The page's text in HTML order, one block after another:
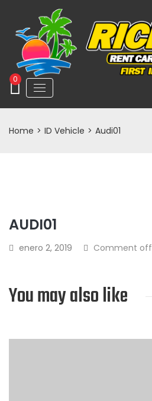
0
Home > ID Vehicle > Audi01
AUDI01
enero 2, 2019 Comment off
You may also like